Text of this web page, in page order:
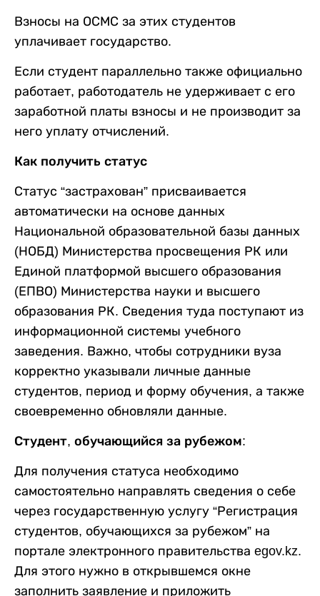
Взносы на ОСМС за этих студентов
уплачивает государство.
Если студент параллельно также официально
работает, работодатель не удерживает с его
заработной платы взносы и не производит за
него уплату отчислений.
Как получить статус
Статус “застрахован” присваивается
автоматически на основе данных
Национальной образовательной базы данных
(НОБД) Министерства просвещения РК или
Единой платформой высшего образования
(ЕПВО) Министерства науки и высшего
образования РК. Сведения туда поступают из
информационной системы учебного
заведения. Важно, чтобы сотрудники вуза
корректно указывали личные данные
студентов, период и форму обучения, а также
своевременно обновляли данные.
Студент, обучающийся за рубежом:
Для получения статуса необходимо
самостоятельно направлять сведения о себе
через государственную услугу “Регистрация
студентов, обучающихся за рубежом” на
портале электронного правительства egov.kz.
Для этого нужно в открывшемся окне
заполнить заявление и приложить